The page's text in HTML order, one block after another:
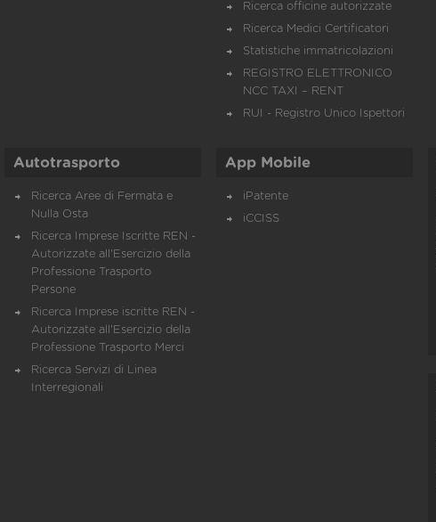
Ricerca officine autorizzate
Ricerca Medici Certificatori
Statistiche immatricolazioni
REGISTRO ELETTRONICO
NCC TAXI – RENT
RUI - Registro Unico Ispettori
Autotrasporto
Ricerca Aree di Fermata e
Nulla Osta
Ricerca Imprese Iscritte REN -
Autorizzate all'Esercizio della
Professione Trasporto
Persone
Ricerca Imprese iscritte REN -
Autorizzate all'Esercizio della
Professione Trasporto Merci
Ricerca Servizi di Linea
Interregionali
App Mobile
iPatente
iCCISS